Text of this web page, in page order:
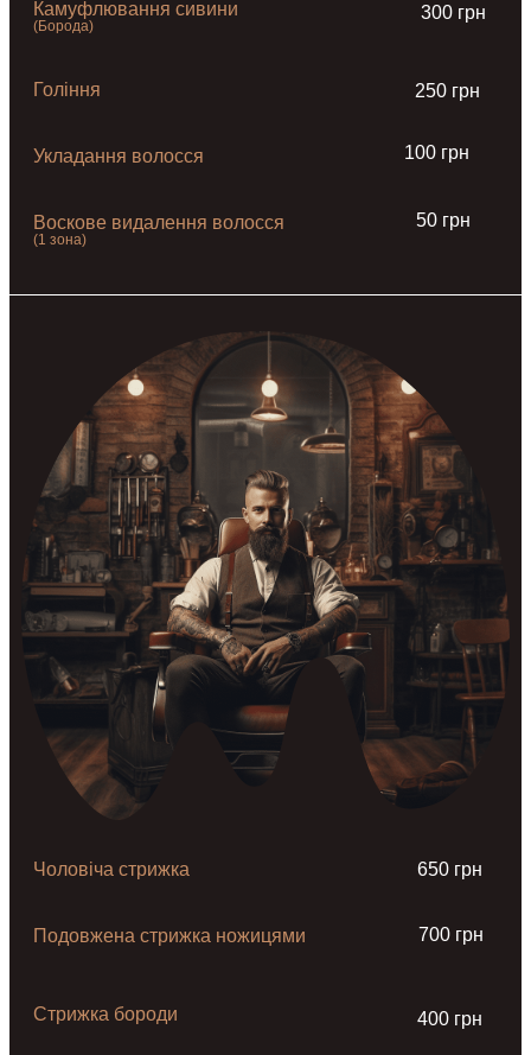
Камуфлювання сивини
(Борода)
300 грн
Гоління 250 грн
Укладання волосся 100 грн
Воскове видалення волосся
(1 зона)
50 грн
Чоловіча стрижка 650 грн
Подовжена стрижка ножицями 700 грн
Стрижка бороди 400 грн